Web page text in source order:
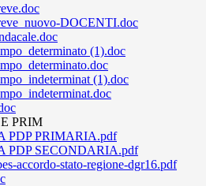
DOCENTI.doc
(1).doc
(1).doc
PRIM
PDP PRIMARIA.pdf
PDP SECONDARIA.pdf
accordo-stato-regione-dgr16.pdf